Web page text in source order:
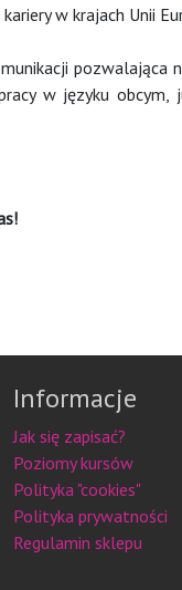
w krajach Unii
pozwalająca
w języku obcym,
Informacje
Jak się zapisać?
Poziomy kursów
Polityka "cookies"
Polityka prywatności
Regulamin sklepu